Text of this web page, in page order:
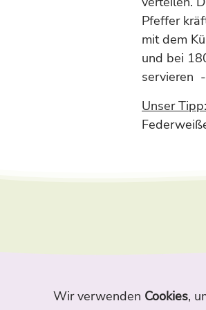
Pfeffer
mit dem
und bei
servieren
Unser Tipp:
Home
Wir verwenden Cookies,